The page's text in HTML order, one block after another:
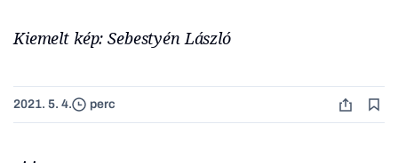
Kiemelt kép: Sebestyén László
2021. 5. 4. perc